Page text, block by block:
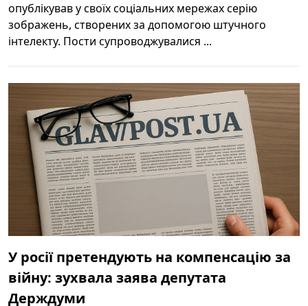
опублікував у своїх соціальних мережах серію
зображень, створених за допомогою штучного
інтелекту. Пости супроводжувалися ...
У росії претендують на компенсацію за
війну: зухвала заява депутата
Держдуми